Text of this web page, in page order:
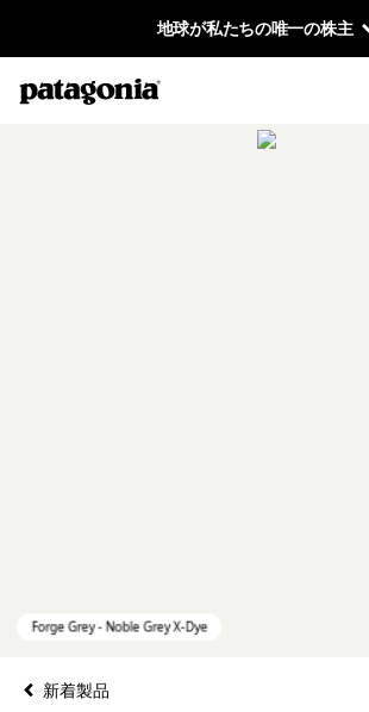
地球が私たちの唯一の株主
新着製品